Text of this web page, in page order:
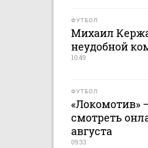
ФУТБОЛ
Михаил
неудобной
10:49
ФУТБОЛ
«Локомотив»
смотреть
августа
09:33